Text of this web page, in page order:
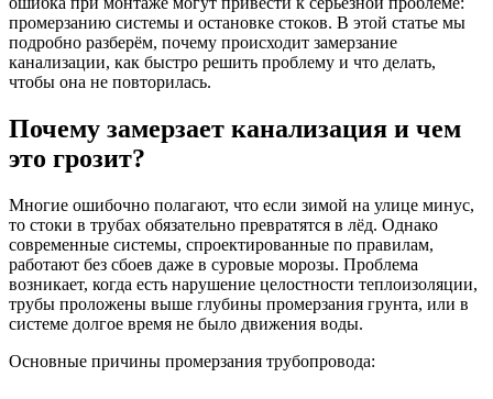
промерзанию системы и остановке стоков. В этой статье мы
подробно разберём, почему происходит замерзание
канализации, как быстро решить проблему и что делать,
чтобы она не повторилась.
Почему замерзает канализация и чем
это грозит?
Многие ошибочно полагают, что если зимой на улице минус,
то стоки в трубах обязательно превратятся в лёд. Однако
современные системы, спроектированные по правилам,
работают без сбоев даже в суровые морозы. Проблема
возникает, когда есть нарушение целостности теплоизоляции,
трубы проложены выше глубины промерзания грунта, или в
системе долгое время не было движения воды.
Основные причины промерзания трубопровода: